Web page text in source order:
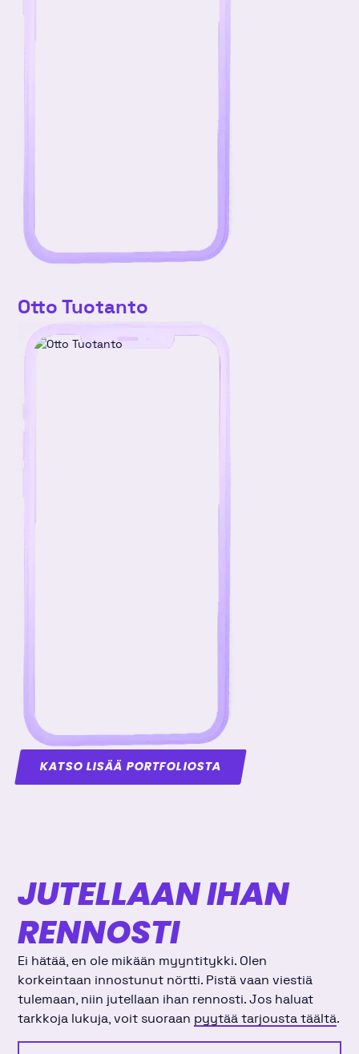
Otto Tuotanto
KATSO LISÄÄ PORTFOLIOSTA
JUTELLAAN IHAN
RENNOSTI
Ei hätää, en ole mikään myyntitykki. Olen
korkeintaan innostunut nörtti. Pistä vaan viestiä
tulemaan, niin jutellaan ihan rennosti. Jos haluat
tarkkoja lukuja, voit suoraan pyytää tarjousta täältä.